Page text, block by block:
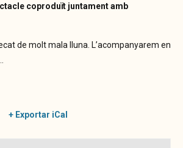
coproduït juntament amb
de molt mala lluna. L’acompanyarem en
+ Exportar iCal